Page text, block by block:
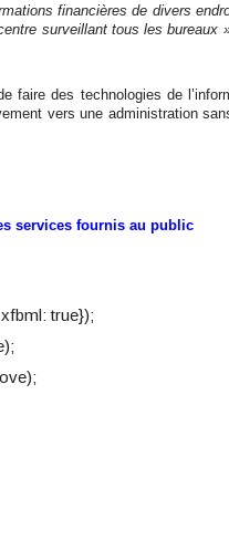
financières de divers
surveillant tous les bureaux
faire des technologies de
vers une administration
services fournis au public
xfbml: true});